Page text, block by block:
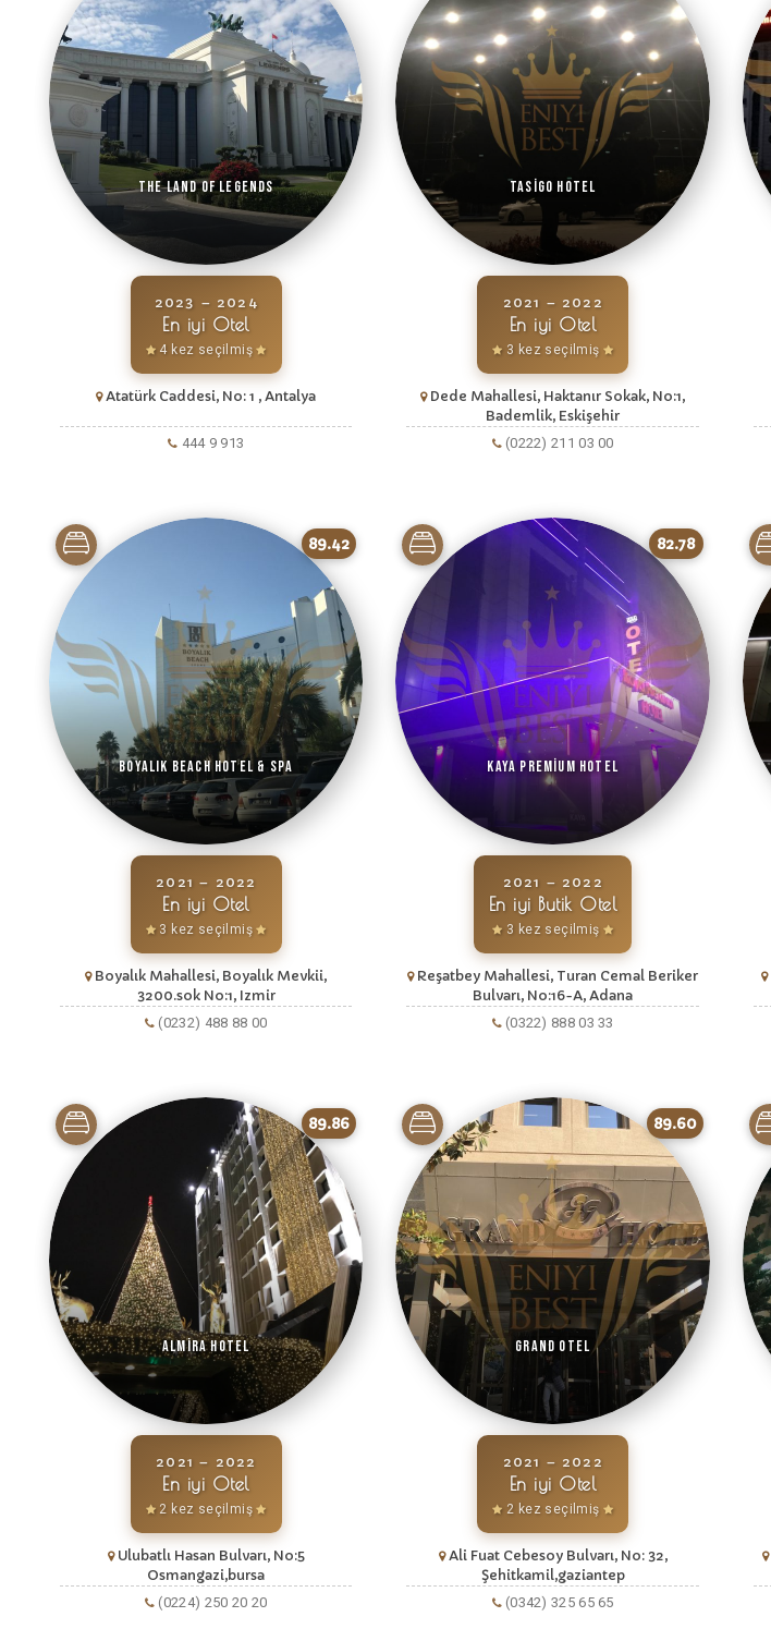
The Land Of Legends
2023 – 2024
En iyi Otel
4 kez seçilmiş
Atatürk Caddesi, No: 1 , Antalya
444 9 913
Tasigo Hotel
2021 – 2022
En iyi Otel
3 kez seçilmiş
Dede Mahallesi, Haktanır Sokak, No:1,
Bademlik, Eskişehir
(0222) 211 03 00
89.42
Boyalık Beach Hotel & Spa
2021 – 2022
En iyi Otel
3 kez seçilmiş
Boyalık Mahallesi, Boyalık Mevkii,
3200.sok No:1, Izmir
(0232) 488 88 00
82.78
Kaya Premium Hotel
2021 – 2022
En iyi Butik Otel
3 kez seçilmiş
Reşatbey Mahallesi, Turan Cemal Beriker
Bulvarı, No:16-A, Adana
(0322) 888 03 33
89.86
Almira Hotel
2021 – 2022
En iyi Otel
2 kez seçilmiş
Ulubatlı Hasan Bulvarı, No:5
Osmangazi,bursa
(0224) 250 20 20
89.60
Grand Otel
2021 – 2022
En iyi Otel
2 kez seçilmiş
Ali Fuat Cebesoy Bulvarı, No: 32,
Şehitkamil,gaziantep
(0342) 325 65 65